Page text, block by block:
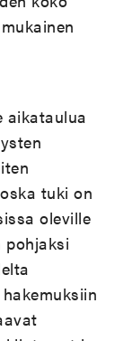
aikataulua
tuki on
oleville
pohjaksi